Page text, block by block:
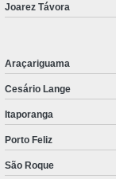
Joarez Távora
Araçariguama
Cesário Lange
Itaporanga
Porto Feliz
São Roque